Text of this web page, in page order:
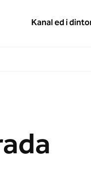
Kanal ed i